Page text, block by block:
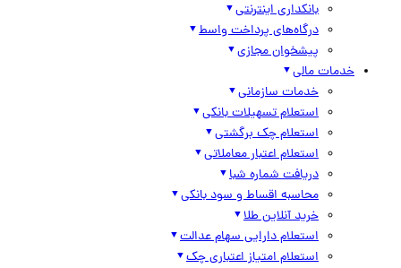
بانکداری اینترنتی
درگاه‌های پرداخت واسط
پیشخوان مجازی
خدمات مالی
خدمات سازمانی
استعلام تسهیلات بانکی
استعلام چک برگشتی
استعلام اعتبار معاملاتی
دریافت شماره شبا
محاسبه اقساط و سود بانکی
خرید آنلاین طلا
استعلام دارایی سهام عدالت
استعلام امتیاز اعتباری چک